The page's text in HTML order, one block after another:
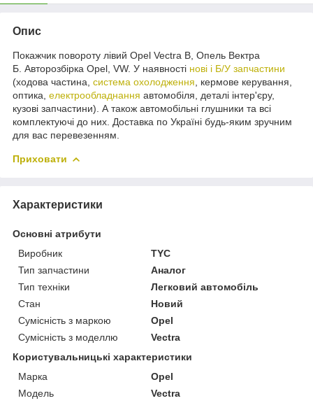
Опис
Покажчик повороту лівий Opel Vectra B, Опель Вектра
Б. Авторозбірка Opel, VW. У наявності нові і Б/У запчастини
(ходова частина, система охолодження , кермове керування,
оптика, електрообладнання автомобіля, деталі інтер'єру,
кузові запчастини). А також автомобільні глушники та всі
комплектуючі до них. Доставка по Україні будь-яким зручним
для вас перевезенням.
Приховати
Характеристики
Основні атрибути
Виробник
TYC
Тип запчастини
Аналог
Тип техніки
Легковий автомобіль
Стан
Новий
Сумісність з маркою
Opel
Сумісність з моделлю
Vectra
Користувальницькі характеристики
Марка
Opel
Модель
Vectra